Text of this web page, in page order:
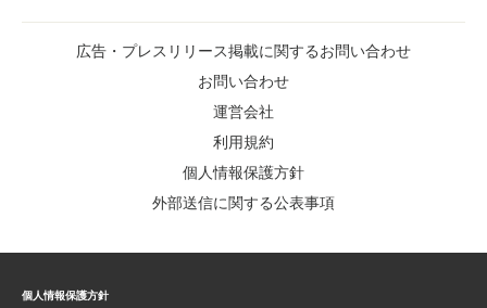
広告・プレスリリース掲載に関するお問い合わせ
お問い合わせ
運営会社
利用規約
個人情報保護方針
外部送信に関する公表事項
個人情報保護方針